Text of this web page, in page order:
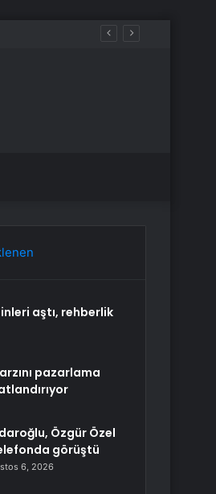
aştı, rehberlik
pazarlama
Özgür Özel
görüştü
6, 2026